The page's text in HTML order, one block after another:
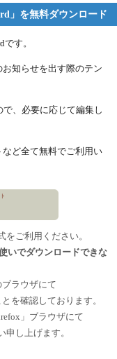
」を無料ダウンロード
す。
知らせを出す際のテン
、必要に応じて編集し
ど全て無料でご利用い
ご利用ください。
いでダウンロードできな
ブラウザにて
を確認しております。
」ブラウザにて
し上げます。